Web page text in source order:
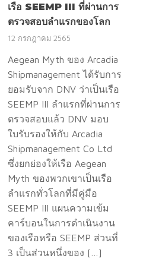
เรือ SEEMP III ที่ผ่านการ
ตรวจสอบลำแรกของโลก
12 กรกฎาคม 2565
Aegean Myth ของ Arcadia
Shipmanagement ได้รับการ
ยอมรับจาก DNV ว่าเป็นเรือ
SEEMP III ลำแรกที่ผ่านการ
ตรวจสอบแล้ว DNV มอบ
ใบรับรองให้กับ Arcadia
Shipmanagement Co Ltd
ซึ่งยกย่องให้เรือ Aegean
Myth ของพวกเขาเป็นเรือ
ลำแรกทั่วโลกที่มีคู่มือ
SEEMP III แผนความเข้ม
คาร์บอนในการดำเนินงาน
ของเรือหรือ SEEMP ส่วนที่
3 เป็นส่วนหนึ่งของ […]